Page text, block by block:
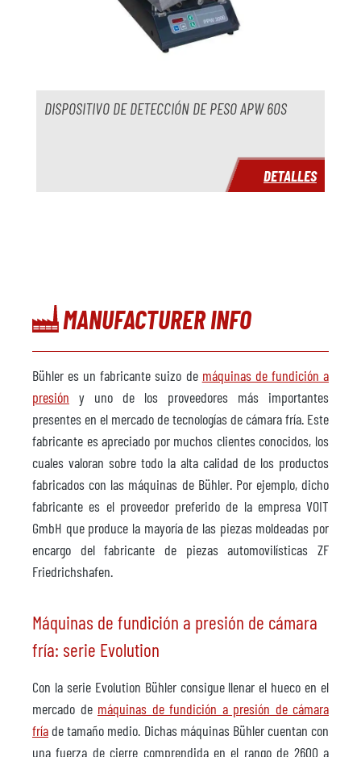
DISPOSITIVO DE DETECCIÓN DE PESO APW 60S
DETALLES
MANUFACTURER INFO
Bühler es un fabricante suizo de máquinas de fundición a
presión y uno de los proveedores más importantes
presentes en el mercado de tecnologías de cámara fría. Este
fabricante es apreciado por muchos clientes conocidos, los
cuales valoran sobre todo la alta calidad de los productos
fabricados con las máquinas de Bühler. Por ejemplo, dicho
fabricante es el proveedor preferido de la empresa VOIT
GmbH que produce la mayoría de las piezas moldeadas por
encargo del fabricante de piezas automovilísticas ZF
Friedrichshafen.
Máquinas de fundición a presión de cámara
fría: serie Evolution
Con la serie Evolution Bühler consigue llenar el hueco en el
mercado de máquinas de fundición a presión de cámara
fría de tamaño medio. Dichas máquinas Bühler cuentan con
una fuerza de cierre comprendida en el rango de 2600 a